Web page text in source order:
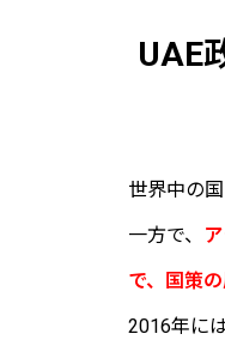
UAE
世界中の
一方で、
で、
国策
2016年に